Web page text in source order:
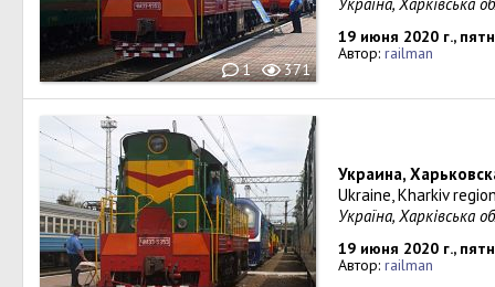
1 371
19 июня 2020 г.,
Автор: railman
Украина,
Ukraine, Kharkiv
Україна, Харківська
19 июня 2020 г.,
Автор: railman